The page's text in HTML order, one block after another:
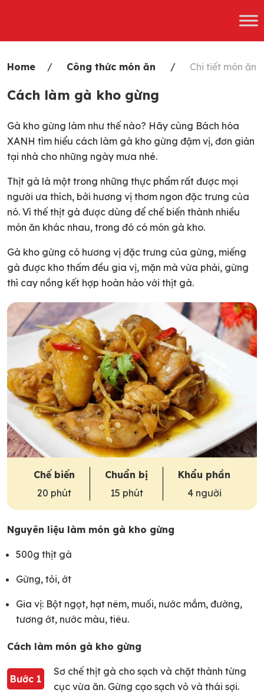
Home Công thức món ăn Chi tiết món ăn
Cách làm gà kho gừng
Gà kho gừng làm như thế nào? Hãy cùng Bách hóa
XANH tìm hiểu cách làm gà kho gừng đậm vị, đơn giản
tại nhà cho những ngày mưa nhé.
Thịt gà là một trong những thực phẩm rất được mọi
người ưa thích, bởi hương vị thơm ngon đặc trưng của
nó. Vì thế thịt gà được dùng để chế biến thành nhiều
món ăn khác nhau, trong đó có món gà kho.
Gà kho gừng có hương vị đặc trưng của gừng, miếng
gà được kho thấm đều gia vị, mặn mà vừa phải, gừng
thì cay nồng kết hợp hoàn hảo với thịt gà.
Chế biến
20 phút
Chuẩn bị
15 phút
Khẩu phần
4 người
Nguyên liệu làm món gà kho gừng
500g thịt gà
Gừng, tỏi, ớt
Gia vị: Bột ngọt, hạt nêm, muối, nước mắm, đường,
tương ớt, nước màu, tiêu.
Cách làm món gà kho gừng
Bước 1
Sơ chế thịt gà cho sạch và chặt thành từng
cục vừa ăn. Gừng cạo sạch vỏ và thái sợi.